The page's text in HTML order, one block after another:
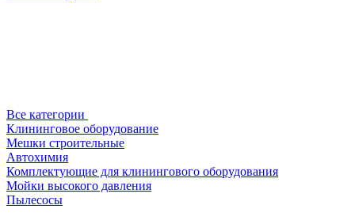
Все категории
Клининговое оборудование
Мешки строительные
Автохимия
Комплектующие для клинингового оборудования
Мойки высокого давления
Пылесосы